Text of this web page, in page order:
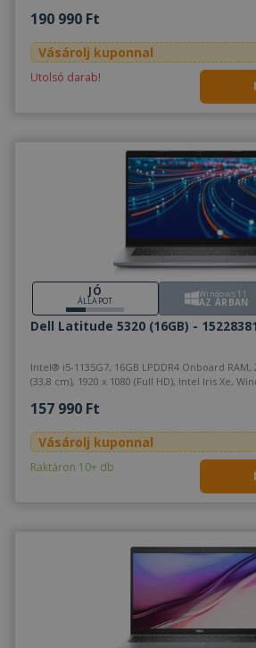
190 990 Ft
Vásárolj kuponnal
Utolsó darab!
JÓ
ÁLLAPOT
Windows 11
AZ ÁRBAN
Dell Latitude 5320 (16GB) - 15228381
Intel® i5-1135G7, 16GB LPDDR4 Onboard RAM, 256GB (M.2) SSD, 13,3"
(33,8 cm),
157 990 Ft
Vásárolj kuponnal
Raktáron 10+ db